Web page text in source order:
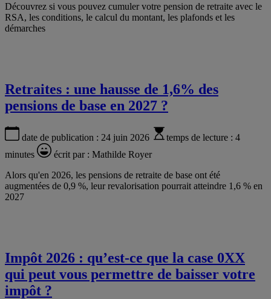
Découvrez si vous pouvez cumuler votre pension de retraite avec le
RSA, les conditions, le calcul du montant, les plafonds et les
démarches
Retraites : une hausse de 1,6% des
pensions de base en 2027 ?
date de publication : 24 juin 2026 temps de lecture : 4
minutes
écrit par : Mathilde Royer
Alors qu'en 2026, les pensions de retraite de base ont été
augmentées de 0,9 %, leur revalorisation pourrait atteindre 1,6 % en
2027
Impôt 2026 : qu’est-ce que la case 0XX
qui peut vous permettre de baisser votre
impôt ?